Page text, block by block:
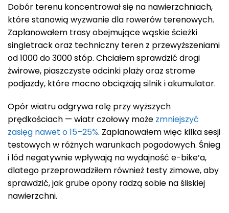
Dobór terenu koncentrował się na nawierzchniach,
które stanowią wyzwanie dla rowerów terenowych.
Zaplanowałem trasy obejmujące wąskie ścieżki
singletrack oraz techniczny teren z przewyższeniami
od 1000 do 3000 stóp. Chciałem sprawdzić drogi
żwirowe, piaszczyste odcinki plaży oraz strome
podjazdy, które mocno obciążają silnik i akumulator.
Opór wiatru odgrywa rolę przy wyższych
prędkościach — wiatr czołowy może zmniejszyć
zasięg nawet o 15–25%. Zaplanowałem więc kilka sesji
testowych w różnych warunkach pogodowych. Śnieg
i lód negatywnie wpływają na wydajność e-bike’a,
dlatego przeprowadziłem również testy zimowe, aby
sprawdzić, jak grube opony radzą sobie na śliskiej
nawierzchni.